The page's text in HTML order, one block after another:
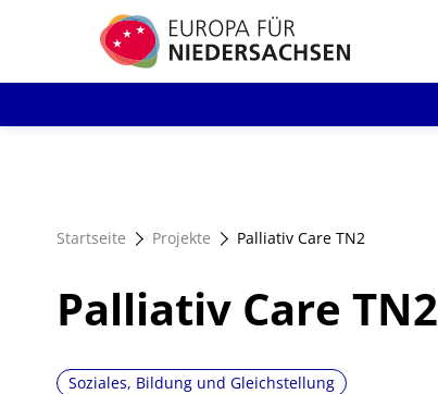
Startseite Projekte Palliativ Care TN2
Palliativ Care TN2
Soziales, Bildung und Gleichstellung